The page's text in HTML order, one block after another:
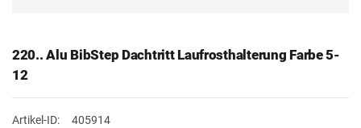
220.. Alu BibStep Dachtritt Laufrosthalterung Farbe 5-
12
Artikel-ID:
405914